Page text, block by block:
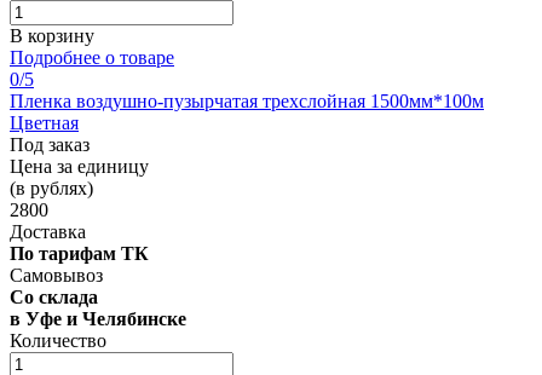
В корзину
Подробнее о товаре
0/5
Пленка воздушно-пузырчатая трехслойная 1500мм*100м
Цветная
Под заказ
Цена за единицу
(в рублях)
2800
Доставка
По тарифам ТК
Самовывоз
Со склада
в Уфе и Челябинске
Количество